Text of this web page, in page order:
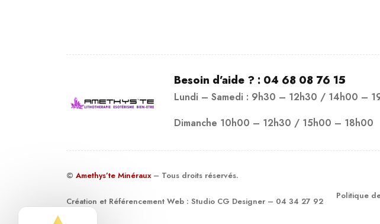
Besoin d’aide ? : 04 68 08 76 15
Lundi – Samedi : 9h30 – 12h30 / 14h00 –
Dimanche 10h00 – 12h30 / 15h00 – 18h00
© Amethys’te Minéraux – Tous droits réservés.
Création et Référencement Web : Studio CG Designer – 04 34 27 92
Politique